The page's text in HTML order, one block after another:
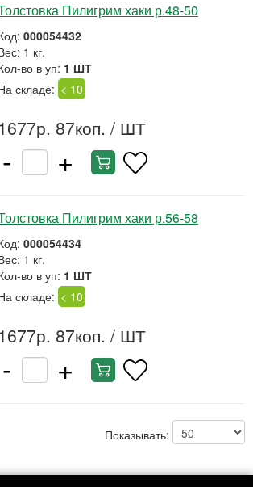
Пилигрим хаки р.48-50
000054432
1 кг.
во в уп: 1 ШТ
складе: < 10
1677р. 87коп. / ШТ
- +
Пилигрим хаки р.56-58
000054434
1 кг.
во в уп: 1 ШТ
складе: < 10
1677р. 87коп. / ШТ
- +
Показывать: